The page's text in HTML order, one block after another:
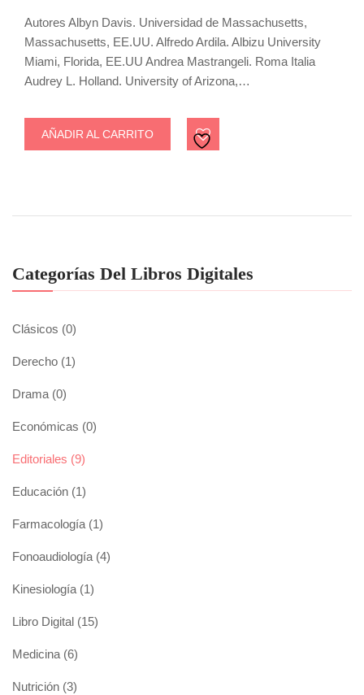
Categorías Del Libros Digitales
Clásicos (0)
Derecho (1)
Drama (0)
Económicas (0)
Editoriales (9)
Educación (1)
Farmacología (1)
Fonoaudiología (4)
Kinesiología (1)
Libro Digital (15)
Medicina (6)
Nutrición (3)
Autores Albyn Davis. Universidad de Massachusetts,
Massachusetts, EE.UU. Alfredo Ardila. Albizu University
Miami, Florida, EE.UU Andrea Mastrangeli. Roma Italia
Audrey L. Holland. University of Arizona,…
AÑADIR AL CARRITO